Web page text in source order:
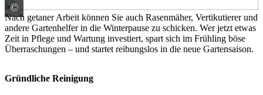
©
© Sebastian/ stock.adobe.com
Nach getaner Arbeit können Sie auch Rasenmäher, Vertikutierer und
andere Gartenhelfer in die Winterpause zu schicken. Wer jetzt etwas
Zeit in Pflege und Wartung investiert, spart sich im Frühling böse
Überraschungen – und startet reibungslos in die neue Gartensaison.
Gründliche Reinigung